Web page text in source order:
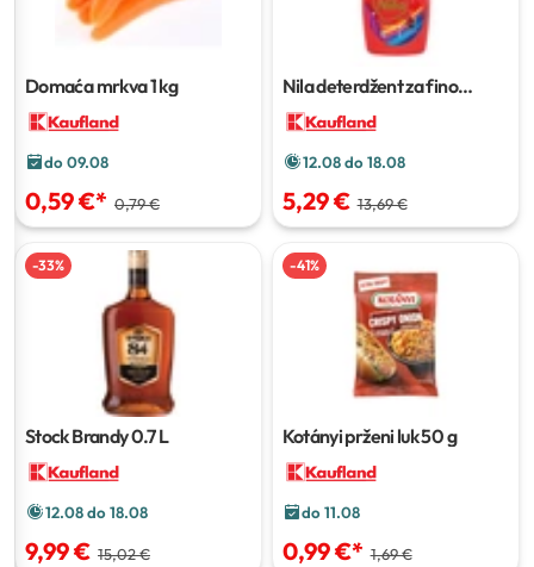
Domaća mrkva1 kg
do 09.08
0,59 €* 0,79 €
Nila deterdžent za fino
12.08 do 18.08
5,29 € 13,69 €
-33%
Stock Brandy0.7 L
12.08 do 18.08
9,99 € 15,02 €
-41%
Kotányi prženi luk50 g
do 11.08
0,99 €* 1,69 €